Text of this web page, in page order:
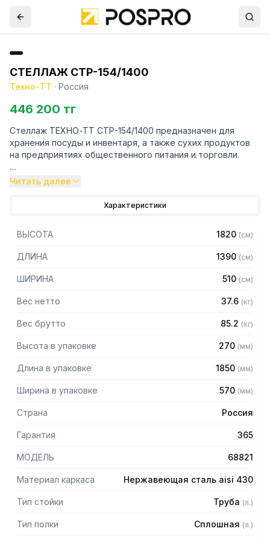
СТЕЛЛАЖ СТР-154/1400
Техно-ТТ · Россия
446 200 тг
Стеллаж ТЕХНО-ТТ СТР-154/1400 предназначен для
хранения посуды и инвентаря, а также сухих продуктов
на предприятиях общественного питания и торговли.
Особенности:
— Стеллаж технологический разборный
— Четыре сплошные полки из нержавеющей стали марки
AISI 304 толщиной 0,8 мм
— Расстояние между полками регулируемое с шагом 120
мм
— Стеллаж поставляется в разобранном виде
Читать далее
Характеристики
ВЫСОТА 1820 (см)
ДЛИНА 1390 (см)
ШИРИНА 510 (см)
Вес нетто 37.6 (кг)
Вес брутто 85.2 (кг)
Высота в упаковке 270 (мм)
Длина в упаковке 1850 (мм)
Ширина в упаковке 570 (мм)
Страна Россия
Гарантия 365
МОДЕЛЬ 68821
Материал каркаса Нержавеющая сталь aisi 430
Тип стойки Труба (л.)
Тип полки Сплошная (л.)